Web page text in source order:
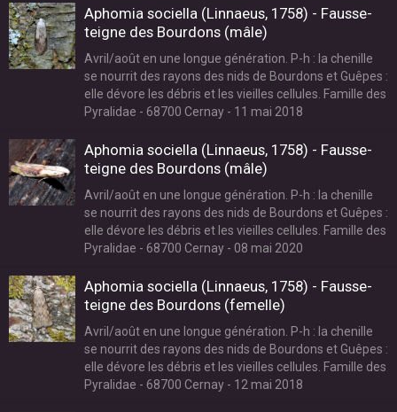
Aphomia sociella (Linnaeus, 1758) - Fausse-
teigne des Bourdons (mâle)
Avril/août en une longue génération. P-h : la chenille
se nourrit des rayons des nids de Bourdons et Guêpes :
elle dévore les débris et les vieilles cellules. Famille des
Pyralidae - 68700 Cernay - 11 mai 2018
Aphomia sociella (Linnaeus, 1758) - Fausse-
teigne des Bourdons (mâle)
Avril/août en une longue génération. P-h : la chenille
se nourrit des rayons des nids de Bourdons et Guêpes :
elle dévore les débris et les vieilles cellules. Famille des
Pyralidae - 68700 Cernay - 08 mai 2020
Aphomia sociella (Linnaeus, 1758) - Fausse-
teigne des Bourdons (femelle)
Avril/août en une longue génération. P-h : la chenille
se nourrit des rayons des nids de Bourdons et Guêpes :
elle dévore les débris et les vieilles cellules. Famille des
Pyralidae - 68700 Cernay - 12 mai 2018